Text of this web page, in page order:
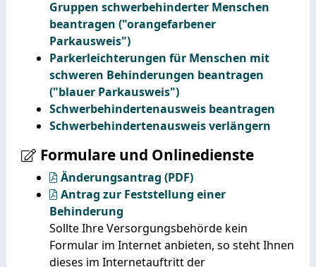
Gruppen schwerbehinderter Menschen
beantragen ("orangefarbener
Parkausweis")
Parkerleichterungen für Menschen mit
schweren Behinderungen beantragen
("blauer Parkausweis")
Schwerbehindertenausweis beantragen
Schwerbehindertenausweis verlängern
Formulare und Onlinedienste
Änderungsantrag (PDF)
Antrag zur Feststellung einer
Behinderung
Sollte Ihre Versorgungsbehörde kein
Formular im Internet anbieten, so steht Ihnen
dieses im Internetauftritt der